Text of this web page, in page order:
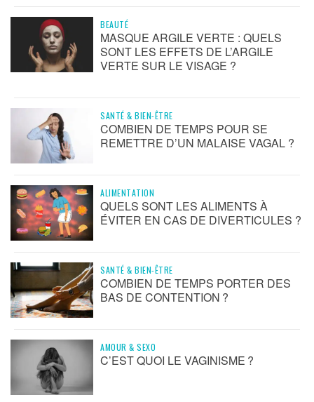
BEAUTÉ
MASQUE ARGILE VERTE : QUELS
SONT LES EFFETS DE L’ARGILE
VERTE SUR LE VISAGE ?
SANTÉ & BIEN-ÊTRE
COMBIEN DE TEMPS POUR SE
REMETTRE D’UN MALAISE VAGAL ?
ALIMENTATION
QUELS SONT LES ALIMENTS À
ÉVITER EN CAS DE DIVERTICULES ?
SANTÉ & BIEN-ÊTRE
COMBIEN DE TEMPS PORTER DES
BAS DE CONTENTION ?
AMOUR & SEXO
C’EST QUOI LE VAGINISME ?